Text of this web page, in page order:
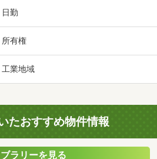
日勤
所有権
工業地域
たおすすめ物件情報
ラリーを見る